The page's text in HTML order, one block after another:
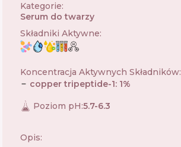
Kategorie:
Serum do twarzy
Składniki Aktywne:
Koncentracja Aktywnych Składników:
copper tripeptide-1: 1%
Poziom pH:5.7-6.3
Opis: